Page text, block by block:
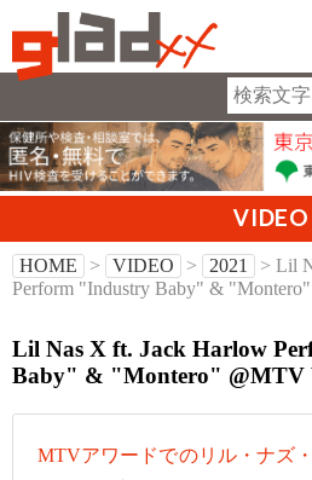
VIDEO
HOME > VIDEO > 2021
> Lil
Perform "Industry Baby" &
Lil Nas X ft. Jack Harlow
Baby" & "Montero" @MTV
MTVアワードでのリル・ナズ